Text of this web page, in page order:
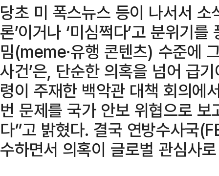
당초 미 폭스뉴스 등이 나서서 소
론’이거나 ‘미심쩍다’고 분위기
밈(meme·유행 콘텐츠) 수준에
사건’은, 단순한 의혹을 넘어 급
령이 주재한 백악관 대책 회의에
번 문제를 국가 안보 위협으로
다”고 밝혔다. 결국 연방수사국
수하면서 의혹이 글로벌 관심사